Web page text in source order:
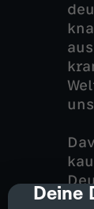
cmp-
Deine